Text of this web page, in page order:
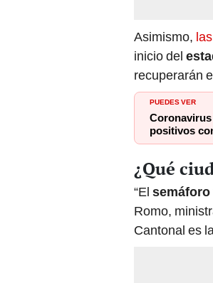
Asimismo,
inicio del
recuperarán
PUEDES VER
Coronavirus
positivos
¿Qué
“El semáforo
Romo,
Cantonal es